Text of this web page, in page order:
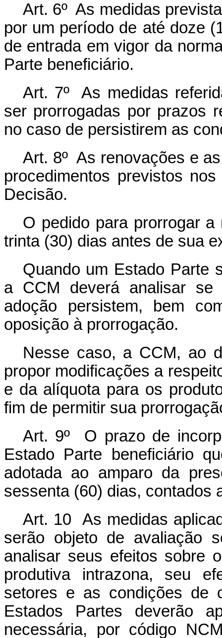
Art. 6º As medidas
por um período de até doze
de entrada em vigor da
Parte beneficiário.
Art. 7º As medidas
ser prorrogadas por prazos
no caso de persistirem as
Art. 8º As renovações e
procedimentos previstos
Decisão.
O pedido para prorrogar a
trinta (30) dias antes de sua
Quando um Estado Parte
a CCM deverá analisar se
adoção persistem, bem
oposição à prorrogação.
Nesse caso, a CCM, ao
propor modificações a
e da alíquota para os
fim de permitir sua
Art. 9º O prazo de
Estado Parte
beneficiário
adotada ao amparo da
sessenta (60) dias, contados
Art. 10 As medidas
serão objeto de avaliação
analisar seus efeitos sobre
produtiva intrazona, seu
setores e as condições de
Estados Partes deverão
necessária, por código